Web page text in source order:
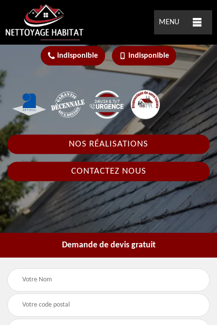
MENU
indisponible indisponible
NOS RÉALISATIONS
CONTACTEZ NOUS
Demande de devis gratuit